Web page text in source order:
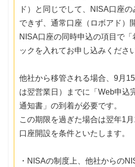
ド）と同じでして、NISA口座
できず、通常口座（ロボアド）
NISA口座の同時申込の項目で「
ックを入れてお申し込みくださ
他社から移管される場合、9月
は翌営業日）までに「Web申込
通知書」の到着が必要です。
この期限を過ぎた場合は翌年1
口座開設を条件といたします。
・NISAの制度上、他社からの